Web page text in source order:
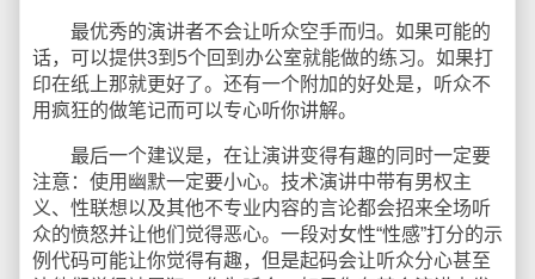
最优秀的演讲者不会让听众空手而归。如果可能的
话，可以提供3到5个回到办公室就能做的练习。如果打
印在纸上那就更好了。还有一个附加的好处是，听众不
用疯狂的做笔记而可以专心听你讲解。
最后一个建议是，在让演讲变得有趣的同时一定要
注意：使用幽默一定要小心。技术演讲中带有男权主
义、性联想以及其他不专业内容的言论都会招来全场听
众的愤怒并让他们觉得恶心。一段对女性“性感”打分的示
例代码可能让你觉得有趣，但是起码会让听众分心甚至